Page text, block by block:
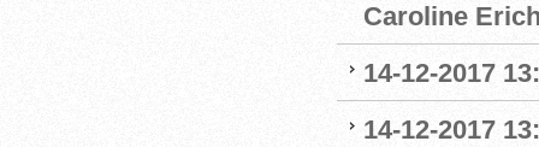
Caroline
14-12-2017
14-12-2017